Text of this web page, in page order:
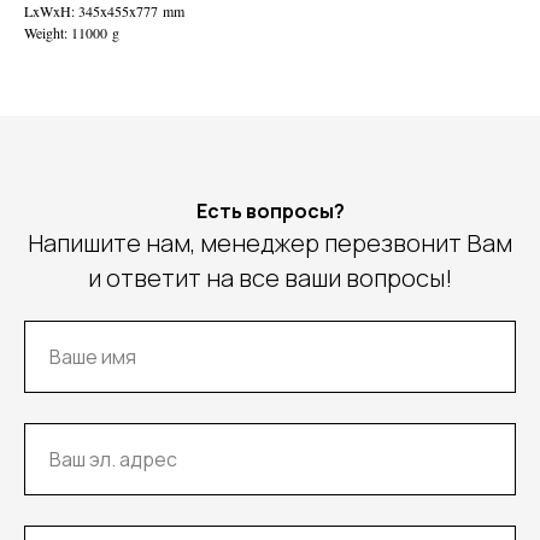
LxWxH: 345x455x777 mm
Weight: 11000 g
Есть вопросы?
Напишите нам, менеджер перезвонит Вам
и ответит на все ваши вопросы!